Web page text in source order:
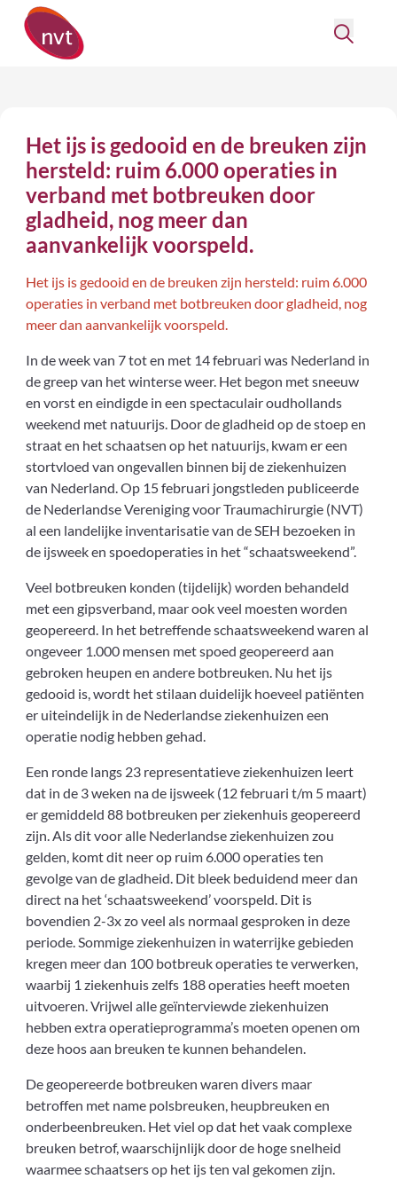
Het ijs is gedooid en de breuken zijn
hersteld: ruim 6.000 operaties in
verband met botbreuken door
gladheid, nog meer dan
aanvankelijk voorspeld.
Het ijs is gedooid en de breuken zijn hersteld: ruim 6.000
operaties in verband met botbreuken door gladheid, nog
meer dan aanvankelijk voorspeld.
In de week van 7 tot en met 14 februari was Nederland in
de greep van het winterse weer. Het begon met sneeuw
en vorst en eindigde in een spectaculair oudhollands
weekend met natuurijs. Door de gladheid op de stoep en
straat en het schaatsen op het natuurijs, kwam er een
stortvloed van ongevallen binnen bij de ziekenhuizen
van Nederland. Op 15 februari jongstleden publiceerde
de Nederlandse Vereniging voor Traumachirurgie (NVT)
al een landelijke inventarisatie van de SEH bezoeken in
de ijsweek en spoedoperaties in het “schaatsweekend”.
Veel botbreuken konden (tijdelijk) worden behandeld
met een gipsverband, maar ook veel moesten worden
geopereerd. In het betreffende schaatsweekend waren al
ongeveer 1.000 mensen met spoed geopereerd aan
gebroken heupen en andere botbreuken. Nu het ijs
gedooid is, wordt het stilaan duidelijk hoeveel patiënten
er uiteindelijk in de Nederlandse ziekenhuizen een
operatie nodig hebben gehad.
Een ronde langs 23 representatieve ziekenhuizen leert
dat in de 3 weken na de ijsweek (12 februari t/m 5 maart)
er gemiddeld 88 botbreuken per ziekenhuis geopereerd
zijn. Als dit voor alle Nederlandse ziekenhuizen zou
gelden, komt dit neer op ruim 6.000 operaties ten
gevolge van de gladheid. Dit bleek beduidend meer dan
direct na het ‘schaatsweekend’ voorspeld. Dit is
bovendien 2-3x zo veel als normaal gesproken in deze
periode. Sommige ziekenhuizen in waterrijke gebieden
kregen meer dan 100 botbreuk operaties te verwerken,
waarbij 1 ziekenhuis zelfs 188 operaties heeft moeten
uitvoeren. Vrijwel alle geïnterviewde ziekenhuizen
hebben extra operatieprogramma’s moeten openen om
deze hoos aan breuken te kunnen behandelen.
De geopereerde botbreuken waren divers maar
betroffen met name polsbreuken, heupbreuken en
onderbeenbreuken. Het viel op dat het vaak complexe
breuken betrof, waarschijnlijk door de hoge snelheid
waarmee schaatsers op het ijs ten val gekomen zijn.